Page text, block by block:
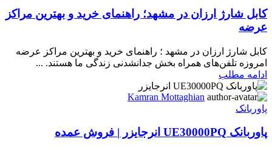
کابل شارژ ارزان در مشهد؛ راهنمای خرید و بهترین مراکز
عرضه
کابل شارژ ارزان در مشهد ؛ راهنمای خرید و بهترین مراکز عرضه
امروزه تلفن‌های همراه بخش جدانشدنی زندگی ما هستند. ...
ادامه مطلب
Kamran Mottaghian
پاوربانک
پاوربانک UE30000PQ انرجایزر | فروش عمده